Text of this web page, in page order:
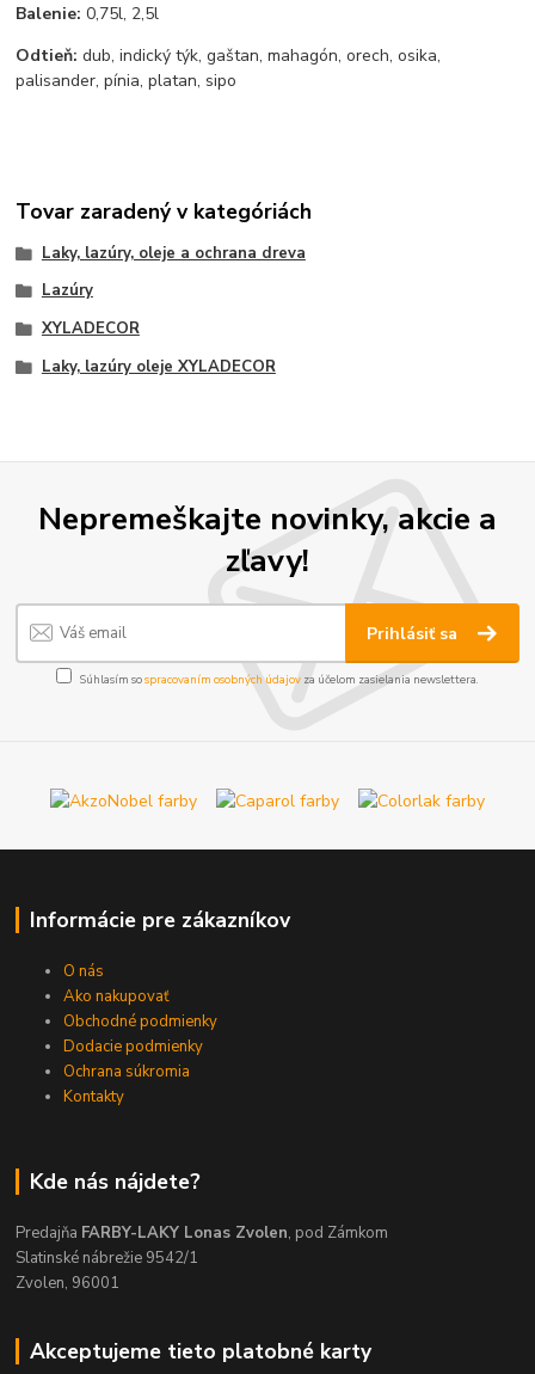
Balenie:0,75l, 2,5l
Odtieň:dub, indický týk, gaštan, mahagón, orech, osika,
palisander, pínia, platan, sipo
Tovar zaradený v kategóriách
Laky, lazúry, oleje a ochrana dreva
Lazúry
XYLADECOR
Laky, lazúry oleje XYLADECOR
Nepremeškajte novinky, akcie a
zľavy!
Prihlásiť sa
Súhlasím sospracovaním osobných údajov za účelom zasielania newslettera.
Informácie pre zákazníkov
O nás
Ako nakupovať
Obchodné podmienky
Dodacie podmienky
Ochrana súkromia
Kontakty
Kde nás nájdete?
Predajňa FARBY-LAKY Lonas Zvolen, pod Zámkom
Slatinské nábrežie 9542/1
Zvolen, 96001
Akceptujeme tieto platobné karty